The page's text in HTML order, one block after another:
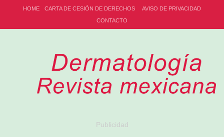
HOME CARTA DE CESIÓN DE DERECHOS
AVISO DE PRIVACIDAD
CONTACTO
Publicidad